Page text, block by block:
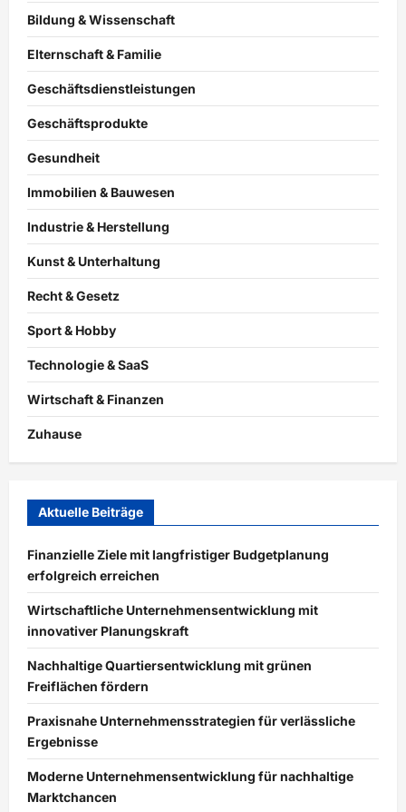
Bildung & Wissenschaft
Elternschaft & Familie
Geschäftsdienstleistungen
Geschäftsprodukte
Gesundheit
Immobilien & Bauwesen
Industrie & Herstellung
Kunst & Unterhaltung
Recht & Gesetz
Sport & Hobby
Technologie & SaaS
Wirtschaft & Finanzen
Zuhause
Aktuelle Beiträge
Finanzielle Ziele mit langfristiger Budgetplanung
erfolgreich erreichen
Wirtschaftliche Unternehmensentwicklung mit
innovativer Planungskraft
Nachhaltige Quartiersentwicklung mit grünen
Freiflächen fördern
Praxisnahe Unternehmensstrategien für verlässliche
Ergebnisse
Moderne Unternehmensentwicklung für nachhaltige
Marktchancen